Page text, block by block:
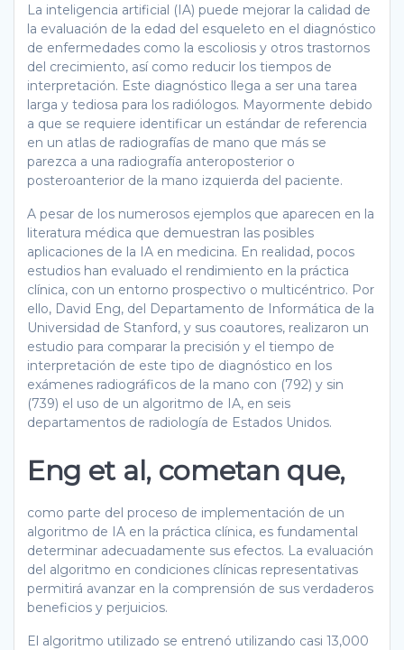
La inteligencia artificial (IA) puede mejorar la calidad de
la evaluación de la edad del esqueleto en el diagnóstico
de enfermedades como la escoliosis y otros trastornos
del crecimiento, así como reducir los tiempos de
interpretación. Este diagnóstico llega a ser una tarea
larga y tediosa para los radiólogos. Mayormente debido
a que se requiere identificar un estándar de referencia
en un atlas de radiografías de mano que más se
parezca a una radiografía anteroposterior o
posteroanterior de la mano izquierda del paciente.
A pesar de los numerosos ejemplos que aparecen en la
literatura médica que demuestran las posibles
aplicaciones de la IA en medicina. En realidad, pocos
estudios han evaluado el rendimiento en la práctica
clínica, con un entorno prospectivo o multicéntrico. Por
ello, David Eng, del Departamento de Informática de la
Universidad de Stanford, y sus coautores, realizaron un
estudio para comparar la precisión y el tiempo de
interpretación de este tipo de diagnóstico en los
exámenes radiográficos de la mano con (792) y sin
(739) el uso de un algoritmo de IA, en seis
departamentos de radiología de Estados Unidos.
Eng et al, cometan que,
como parte del proceso de implementación de un
algoritmo de IA en la práctica clínica, es fundamental
determinar adecuadamente sus efectos. La evaluación
del algoritmo en condiciones clínicas representativas
permitirá avanzar en la comprensión de sus verdaderos
beneficios y perjuicios.
El algoritmo utilizado se entrenó utilizando casi 13,000